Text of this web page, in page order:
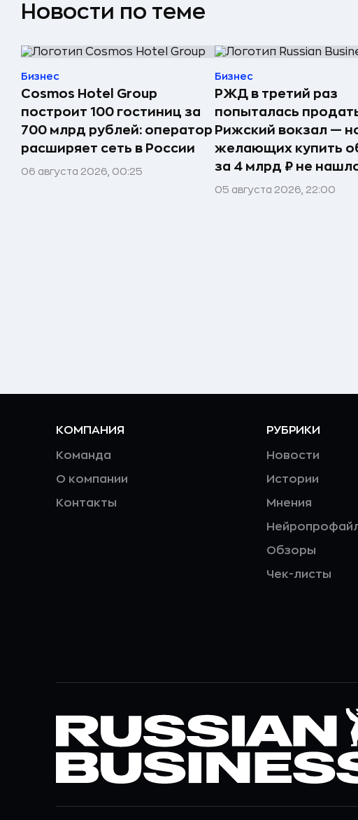
Новости по теме
Бизнес
Cosmos Hotel Group
построит 100 гостиниц за
700 млрд рублей: оператор
расширяет сеть в России
06 августа 2026, 00:25
Бизнес
РЖД в третий раз
попыталась
Рижский вокзал —
желающих купить
за 4 млрд ₽ не
05 августа 2026, 22:00
КОМПАНИЯ
Команда
О компании
Контакты
РУБРИКИ
Новости
Истории
Мнения
Обзоры
Чек-листы